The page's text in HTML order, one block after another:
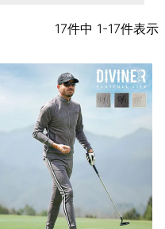
17件中 1-17件表示